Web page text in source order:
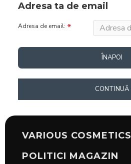
Adresa ta de email
Adresa de email:
ÎNAPOI
CONTINUĂ
VARIOUS COSMETICS
POLITICI MAGAZIN